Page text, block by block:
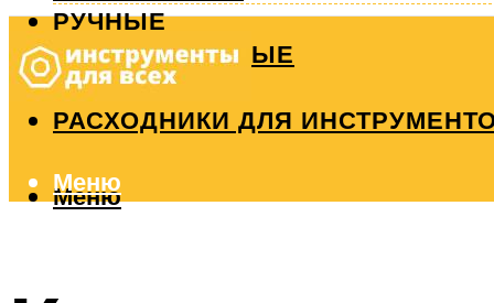
РУЧНЫЕ
ИЗМЕРИТЕЛЬНЫЕ
РЕМОНТ
РАСХОДНИКИ ДЛЯ
Меню
Меню